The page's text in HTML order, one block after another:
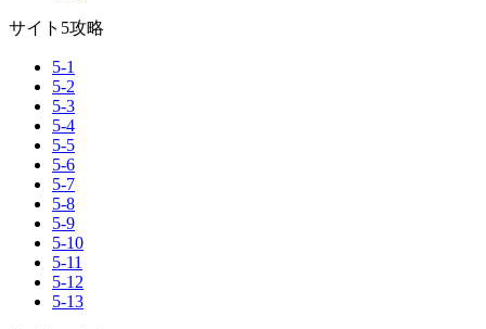
サイト5攻略
5-1
5-2
5-3
5-4
5-5
5-6
5-7
5-8
5-9
5-10
5-11
5-12
5-13